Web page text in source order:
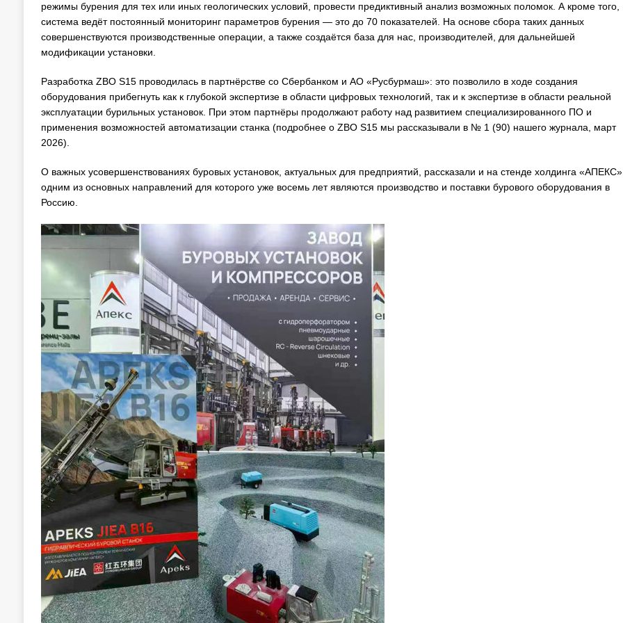
режимы бурения для тех или иных геологических условий, провести предиктивный анализ возможных поломок. А кроме того,
система ведёт постоянный мониторинг параметров бурения — это до 70 показателей. На основе сбора таких данных
совершенствуются производственные операции, а также создаётся база для нас, производителей, для дальнейшей
модификации установки.
Разработка ZBO S15 проводилась в партнёрстве со Сбербанком и АО «Русбурмаш»: это позволило в ходе создания
оборудования прибегнуть как к глубокой экспертизе в области цифровых технологий, так и к экспертизе в области реальной
эксплуатации бурильных установок. При этом партнёры продолжают работу над развитием специализированного ПО и
применения возможностей автоматизации станка (подробнее о ZBO S15 мы рассказывали в № 1 (90) нашего журнала, март
2026).
О важных усовершенствованиях буровых установок, актуальных для предприятий, рассказали и на стенде холдинга
одним из основных направлений для которого уже восемь лет являются производство и поставки бурового оборудования в
Россию.